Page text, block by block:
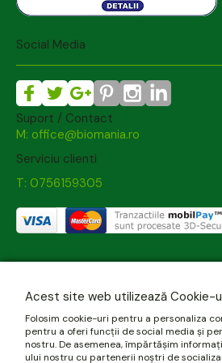
Social Media
Suport / Contact
M: office@biomania.ro
Serviciu clienti
T: 0756159305
Acest site web utilizează Cookie-
Folosim cookie-uri pentru a personaliza
pentru a oferi funcții de social media și
nostru. De asemenea, împărtășim
ului nostru cu partenerii noștri de